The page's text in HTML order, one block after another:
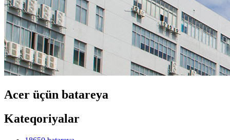
Acer üçün batareya
Kateqoriyalar